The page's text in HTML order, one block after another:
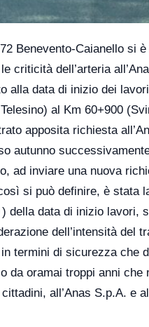
Benevento-Caianello si
criticità dell’arteria
alla data di inizio dei
al Km 60+900
apposita richiesta
autunno
ad inviare una nuova
si può definire, è stata
della data di inizio lavori,
dell’intensità del
termini di sicurezza che
da oramai troppi anni
all’Anas S.p.A. e